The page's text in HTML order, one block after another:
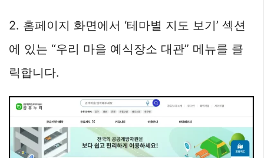
2. 홈페이지 화면에서 ‘테마별 지도 보기’ 섹션
에 있는 “우리 마을 예식장소 대관” 메뉴를 클
릭합니다.